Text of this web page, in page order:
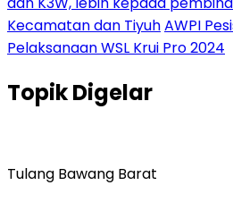
Kecamatan dan TiyuhAWPI
Pelaksanaan WSL Krui Pro 2024
TopikDigelar
Tulang Bawang Barat